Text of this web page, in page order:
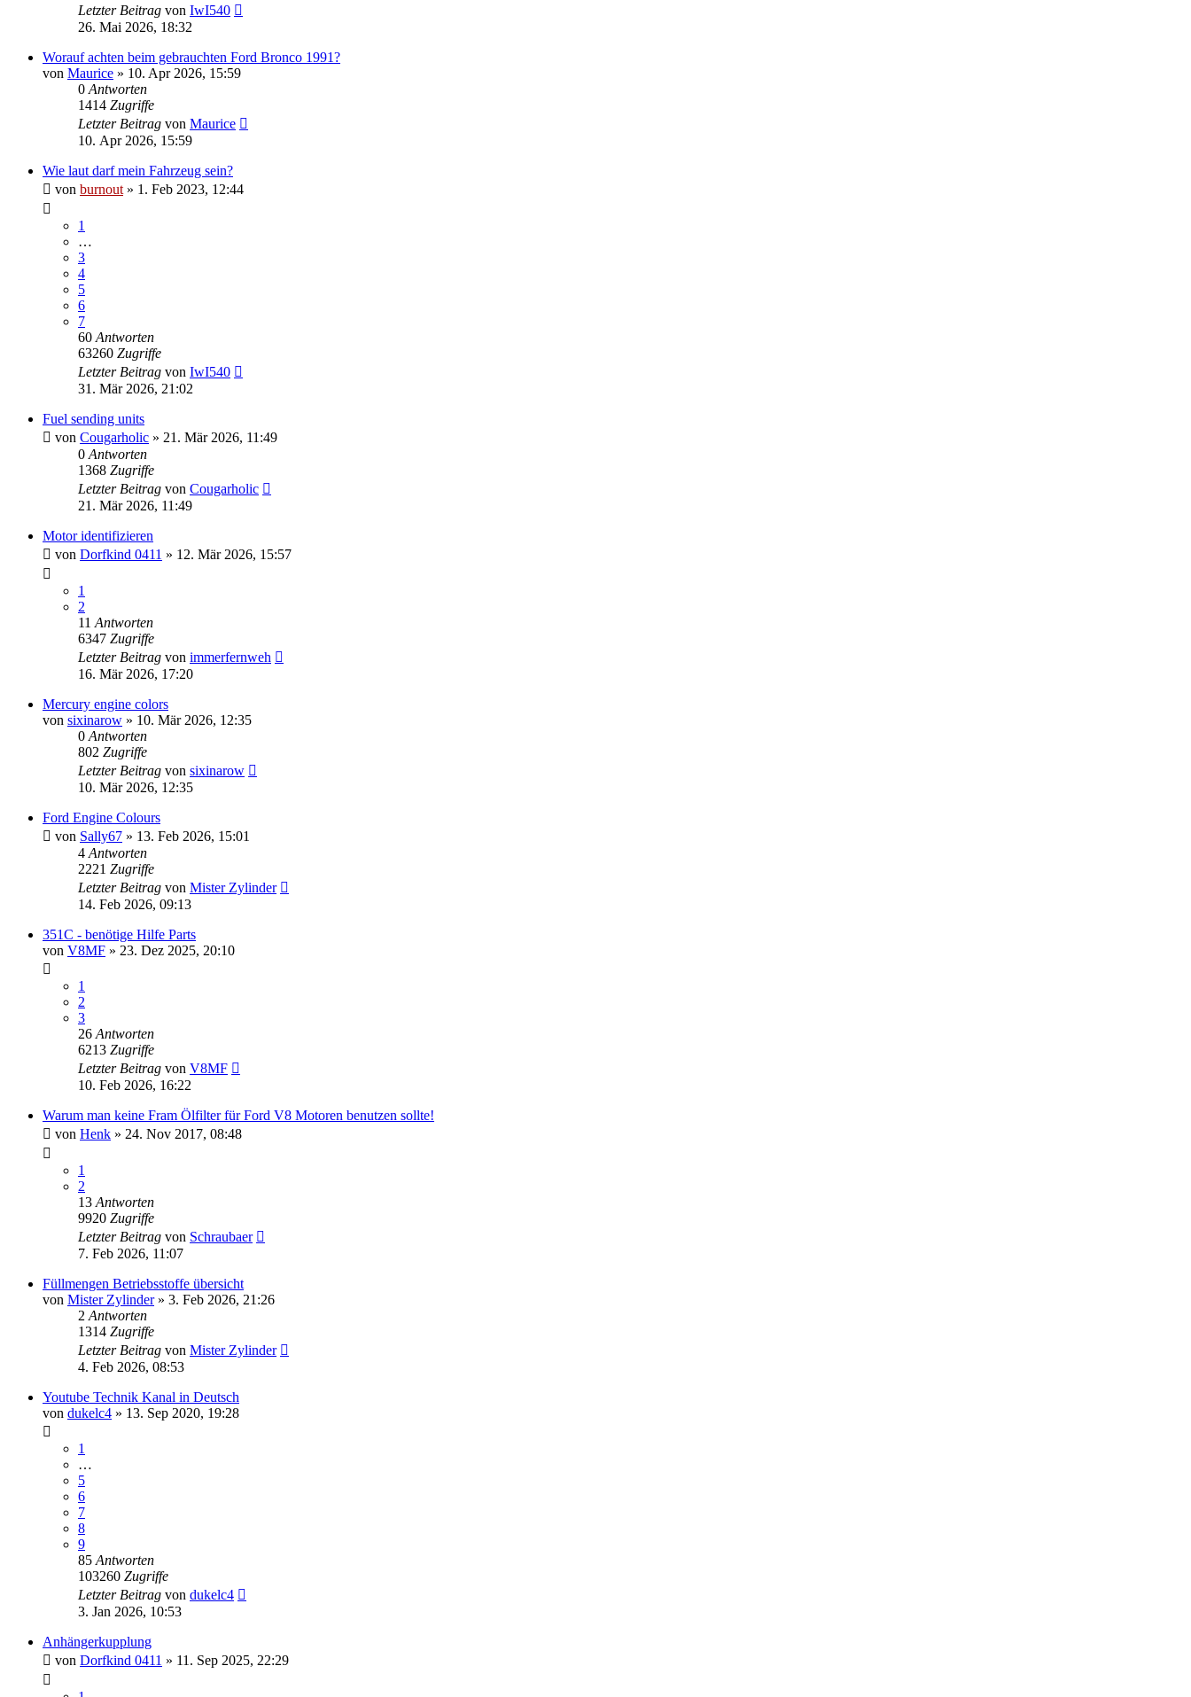
Letzter Beitrag von IwI540
26. Mai 2026, 18:32
Worauf achten beim gebrauchten Ford Bronco 1991?
von Maurice » 10. Apr 2026, 15:59
0 Antworten
1414 Zugriffe
Letzter Beitrag von Maurice
10. Apr 2026, 15:59
Wie laut darf mein Fahrzeug sein?
von burnout » 1. Feb 2023, 12:44
1
…
3
4
5
6
7
60 Antworten
63260 Zugriffe
Letzter Beitrag von IwI540
31. Mär 2026, 21:02
Fuel sending units
von Cougarholic » 21. Mär 2026, 11:49
0 Antworten
1368 Zugriffe
Letzter Beitrag von Cougarholic
21. Mär 2026, 11:49
Motor identifizieren
von Dorfkind 0411 » 12. Mär 2026, 15:57
1
2
11 Antworten
6347 Zugriffe
Letzter Beitrag von immerfernweh
16. Mär 2026, 17:20
Mercury engine colors
von sixinarow » 10. Mär 2026, 12:35
0 Antworten
802 Zugriffe
Letzter Beitrag von sixinarow
10. Mär 2026, 12:35
Ford Engine Colours
von Sally67 » 13. Feb 2026, 15:01
4 Antworten
2221 Zugriffe
Letzter Beitrag von Mister Zylinder
14. Feb 2026, 09:13
351C - benötige Hilfe Parts
von V8MF » 23. Dez 2025, 20:10
1
2
3
26 Antworten
6213 Zugriffe
Letzter Beitrag von V8MF
10. Feb 2026, 16:22
Warum man keine Fram Ölfilter für Ford V8 Motoren benutzen sollte!
von Henk » 24. Nov 2017, 08:48
1
2
13 Antworten
9920 Zugriffe
Letzter Beitrag von Schraubaer
7. Feb 2026, 11:07
Füllmengen Betriebsstoffe übersicht
von Mister Zylinder» 3. Feb 2026, 21:26
2 Antworten
1314 Zugriffe
Letzter Beitrag von Mister Zylinder
4. Feb 2026, 08:53
Youtube Technik Kanal in Deutsch
von dukelc4 » 13. Sep 2020, 19:28
1
…
5
6
7
8
9
85 Antworten
103260 Zugriffe
Letzter Beitrag von dukelc4
3. Jan 2026, 10:53
Anhängerkupplung
von Dorfkind 0411 » 11. Sep 2025, 22:29